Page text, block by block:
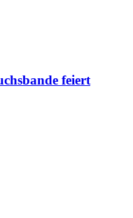
feiert